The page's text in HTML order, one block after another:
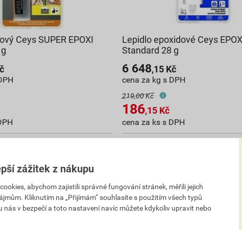
Ceys SUPER EPOXI
ks Do košíku
0,05 kg
s DPH
Lepidlo epoxidové Ceys
Standard 28 g
6 648,15 Kč
cena za kg s DPH
219,00 Kč
186,15 Kč
cena za ks s DPH
Vyberte si prodejnu
do košíku přidáte 0,03
kg
186,15 Kčcelkem s DPH
zážitek z nákupu
abychom zajistili správné fungování stránek, měřili jejich
Kliknutím na „Přijímám“ souhlasíte s použitím všech typů
v bezpečí a toto nastavení navíc můžete kdykoliv upravit nebo